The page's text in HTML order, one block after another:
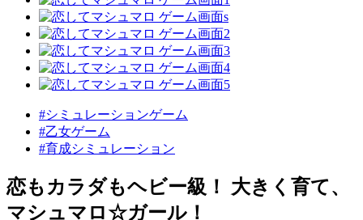
#シミュレーションゲーム
#乙女ゲーム
#育成シミュレーション
恋もカラダもヘビー級！ 大きく育て、
マシュマロ☆ガール！